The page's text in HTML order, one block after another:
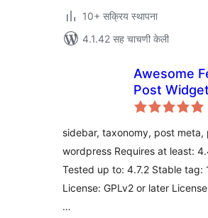
10+ सक्रिय स्थापना
4.1.42 सह चाचणी केली
Awesome
Post Widget
sidebar, taxonomy, post meta,
wordpress Requires at least:
Tested up to: 4.7.2 Stable tag:
License: GPLv2 or later
…